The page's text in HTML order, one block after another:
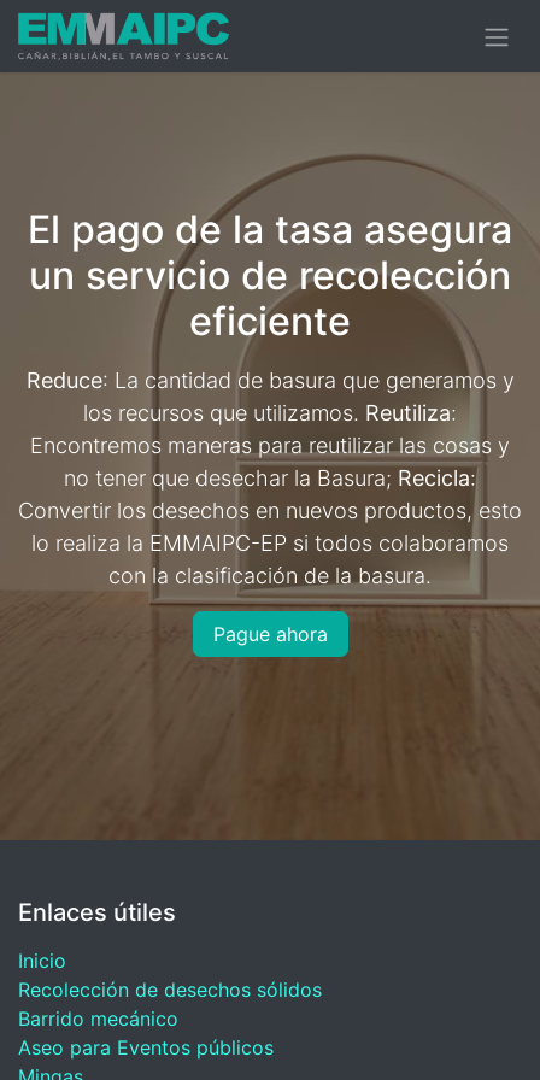
El pago de la tasa asegura
un servicio de recolección
eficiente
Reduce: La cantidad de basura que generamos y
los recursos que utilizamos. Reutiliza:
Encontremos maneras para reutilizar las cosas y
no tener que desechar la Basura; Recicla:
Convertir los desechos en nuevos productos, esto
lo realiza la EMMAIPC-EP si todos colaboramos
con la clasificación de la basura.
Pague ahora
Enlaces útiles
Inicio
Recolección de desechos sólidos
Barrido mecánico
Aseo para Eventos públicos